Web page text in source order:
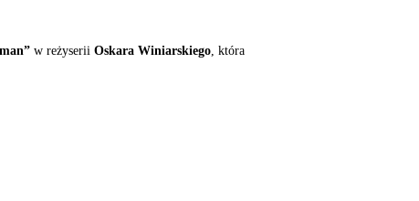
w reżyserii Oskara Winiarskiego, która